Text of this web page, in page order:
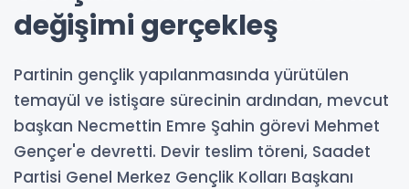
değişimi gerçekleş
Partinin gençlik yapılanmasında yürütülen
temayül ve istişare sürecinin ardından, mevcut
başkan Necmettin Emre Şahin görevi Mehmet
Gençer'e devretti. Devir teslim töreni, Saadet
Partisi Genel Merkez Gençlik Kolları Başkanı